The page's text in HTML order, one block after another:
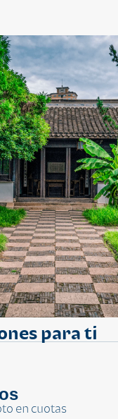
ayuda?
para ti
en cuotas